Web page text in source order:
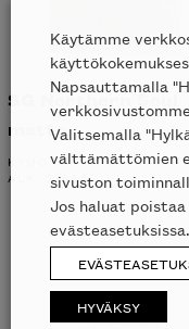
SG Northern Soul
matto
KYMO
ALK. 2394€
Käytämme
Napsauttamalla
Valitsemalla
välttämättömien
sivuston
Jos haluat
evästeasetuksissa.
HYVÄKSY